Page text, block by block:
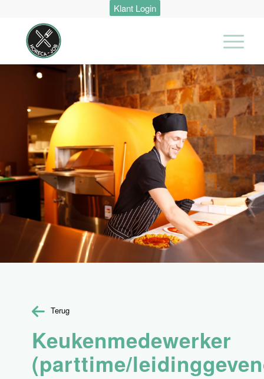
Klant Login
Terug
Keukenmedewerker
(parttime/